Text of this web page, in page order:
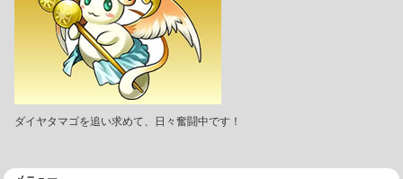
ダイヤタマゴを追い求めて、日々奮闘中です！